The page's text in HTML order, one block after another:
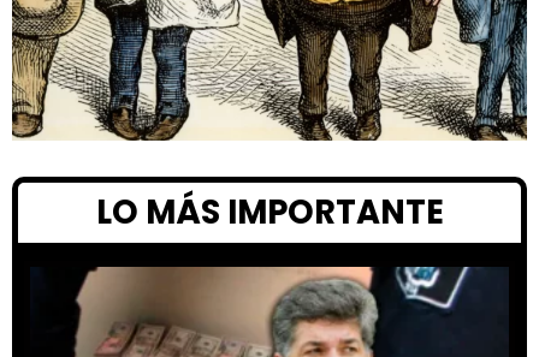
LO MÁS IMPORTANTE